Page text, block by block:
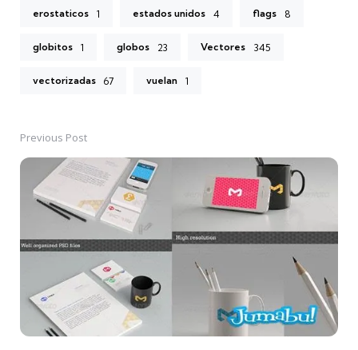
erostaticos 1 estados unidos 4 flags 8
globitos 1 globos 23 Vectores 345
vectorizadas 67 vuelan 1
Post
navigation
Previous Post